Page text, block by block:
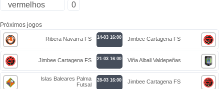
vermelhos
0
Próximos jogos
Ribera Navarra FS 14-03 16:00 Jimbee Cartagena FS
Jimbee Cartagena FS 21-03 16:00 Viña Albali Valdepeñas
Islas Baleares Palma
Futsal
28-03 16:00 Jimbee Cartagena FS